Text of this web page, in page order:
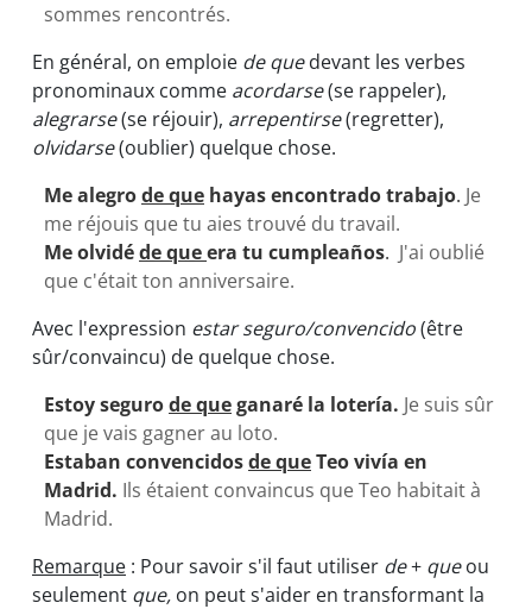
sommes rencontrés.
En général, on emploie de quedevant les verbes
pronominaux comme acordarse(se rappeler),
alegrarse(se réjouir), arrepentirse(regretter),
olvidarse(oublier) quelque chose.
Me alegrode que hayas encontrado trabajo. Je
me réjouis que tu aies trouvé du travail.
Me olvidéde queera tu cumpleaños. J'ai oublié
que c'était ton anniversaire.
Avec l'expression estar seguro/convencido(être
sûr/convaincu) de quelque chose.
Estoy segurode queganaré la lotería. Je suis sûr
que je vais gagner au loto.
Estaban convencidosde queTeo vivía en
Madrid. Ils étaient convaincus que Teo habitait à
Madrid.
Remarque : Pour savoir s'il faut utiliser de+ queou
seulement que, on peut s'aider en transformant la